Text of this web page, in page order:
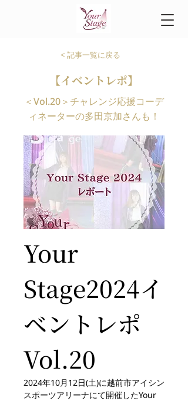
< 記事一覧に戻る
【イベントレポ】
＜Vol.20＞チャレンジ応援コーデ
ィネーターの多田京加さんも！
Your
Stage2024イ
ベントレポ
Vol.20
2024年10月12日(土)に越前市アイシン
スポーツアリーナにて開催したYour